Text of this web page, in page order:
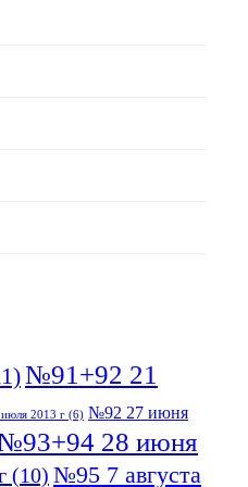
№91+92 21
2013 г (6) №92 27 июня
28 июня
(10) №95 7 августа